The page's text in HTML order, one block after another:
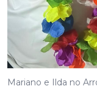
Mariano e Ilda no